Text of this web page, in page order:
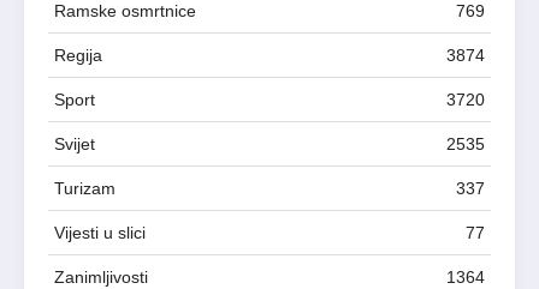
Ramske osmrtnice 769
Regija 3874
Sport 3720
Svijet 2535
Turizam 337
Vijesti u slici 77
Zanimljivosti 1364